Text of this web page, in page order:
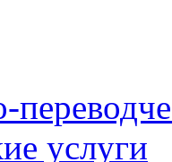
услуги